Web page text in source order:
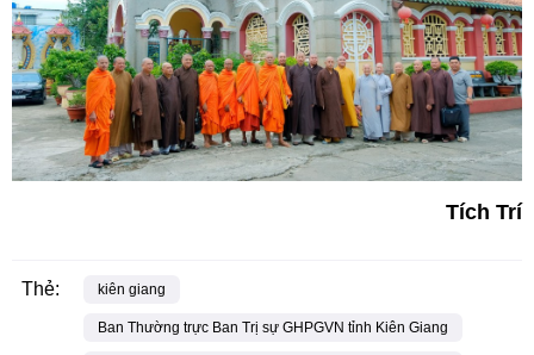
Tích Trí
Thẻ: kiên giang
Ban Thường trực Ban Trị sự GHPGVN tỉnh Kiên Giang